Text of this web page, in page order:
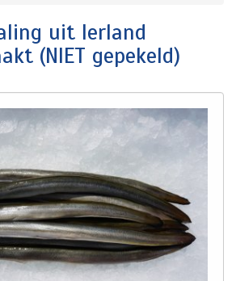
uit Ierland
(NIET gepekeld)